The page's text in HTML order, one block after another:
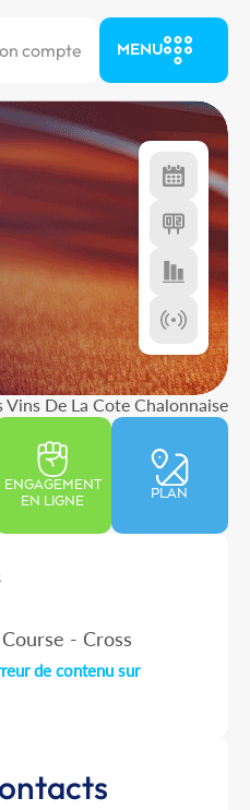
compte MENU
De La Cote Chalonnaise
ENGAGEMENT
EN LIGNE
PLAN
- Cross
de contenu sur